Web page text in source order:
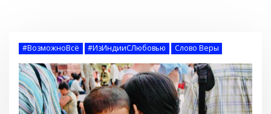
#ВозможноВсё #ИзИндииСЛюбовью Слово Веры